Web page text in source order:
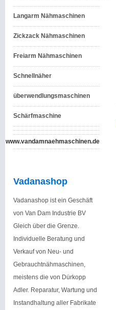
Langarm Nähmaschinen
Zickzack Nähmaschinen
Freiarm Nähmaschinen
Schnellnäher
überwendlungsmaschinen
Schärfmaschine
www.vandamnaehmaschinen.de
Vadanashop
Vadanashop ist ein Geschäft
von Van Dam Industrie BV
Gleich über die Grenze.
Individuelle Beratung und
Verkauf von Neu- und
Gebrauchtnähmaschinen,
meistens die von Dürkopp
Adler. Reparatur, Wartung und
Instandhaltung aller Fabrikate